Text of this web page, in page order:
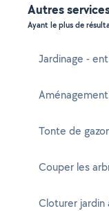
Autres
Ayant le plus de
Jardinage -
Tonte de
Couper les
Cloturer jardin